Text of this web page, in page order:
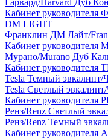
Гарвард/Harvard Дуб
Кабинет
DM LIGHT
Франклин ДМ Лайт/
Кабинет
Мурано/Murano Дуб
Кабинет
Tesla Темный эвкалипт/
Tesla Светлый
Кабинет руководителя
Ренз/Renz Светлый
Ренз/Renz Темный
Кабинет